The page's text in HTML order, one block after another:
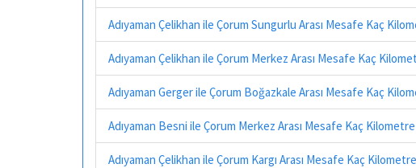
Adıyaman Çelikhan ile Çorum Sungurlu Arası Mesafe Kaç
Adıyaman Çelikhan ile Çorum Merkez Arası Mesafe Kaç
Adıyaman Gerger ile Çorum Boğazkale Arası Mesafe Kaç
Adıyaman Besni ile Çorum Merkez Arası Mesafe Kaç Kilometre
Adıyaman Çelikhan ile Çorum Kargı Arası Mesafe Kaç Kilometre